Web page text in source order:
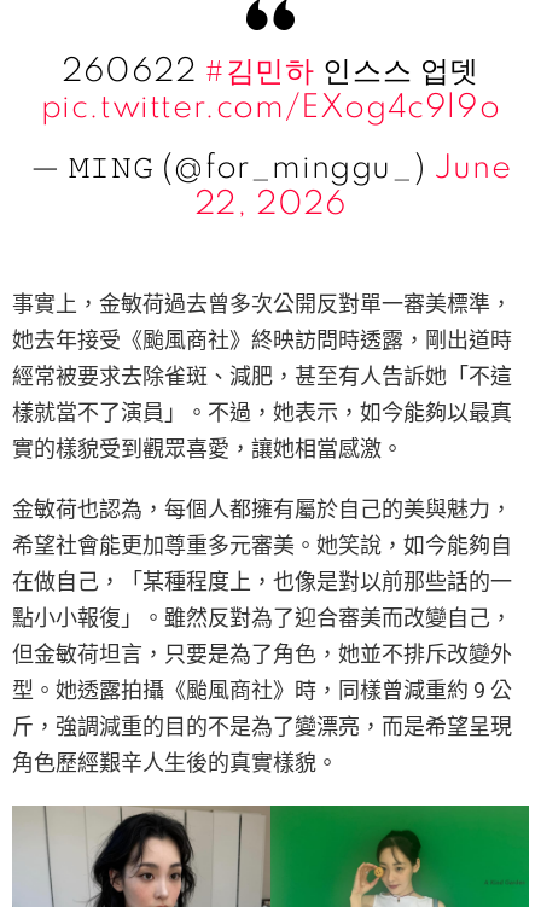
260622 #김민하 인스스 업뎃
pic.twitter.com/EXog4c9l9o
— 𝙼𝙸𝙽𝙶 (@for_minggu_) June
22, 2026
事實上，金敏荷過去曾多次公開反對單一審美標準，
她去年接受《颱風商社》終映訪問時透露，剛出道時
經常被要求去除雀斑、減肥，甚至有人告訴她「不這
樣就當不了演員」。不過，她表示，如今能夠以最真
實的樣貌受到觀眾喜愛，讓她相當感激。
金敏荷也認為，每個人都擁有屬於自己的美與魅力，
希望社會能更加尊重多元審美。她笑說，如今能夠自
在做自己，「某種程度上，也像是對以前那些話的一
點小小報復」。雖然反對為了迎合審美而改變自己，
但金敏荷坦言，只要是為了角色，她並不排斥改變外
型。她透露拍攝《颱風商社》時，同樣曾減重約 9 公
斤，強調減重的目的不是為了變漂亮，而是希望呈現
角色歷經艱辛人生後的真實樣貌。